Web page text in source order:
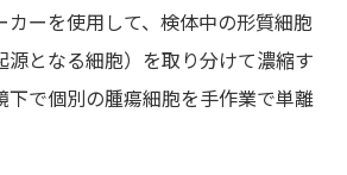
カーを使用して、検体中の形質細胞
源となる細胞）を取り分けて濃縮す
下で個別の腫瘍細胞を手作業で単離